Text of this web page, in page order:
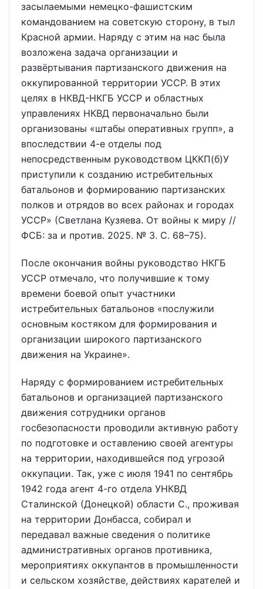
засылаемыми немецко-фашистским
командованием на советскую сторону, в тыл
Красной армии. Наряду с этим на нас была
возложена задача организации и
развёртывания партизанского движения на
оккупированной территории УССР. В этих
целях в НКВД-НКГБ УССР и областных
управлениях НКВД первоначально были
организованы «штабы оперативных групп», а
впоследствии 4-е отделы под
непосредственным руководством ЦККП(б)У
приступили к созданию истребительных
батальонов и формированию партизанских
полков и отрядов во всех районах и городах
УССР» (Светлана Кузяева. От войны к миру //
ФСБ: за и против. 2025. № 3. С. 68–75).
После окончания войны руководство НКГБ
УССР отмечало, что получившие к тому
времени боевой опыт участники
истребительных батальонов «послужили
основным костяком для формирования и
организации широкого партизанского
движения на Украине».
Наряду с формированием истребительных
батальонов и организацией партизанского
движения сотрудники органов
госбезопасности проводили активную работу
по подготовке и оставлению своей агентуры
на территории, находившейся под угрозой
оккупации. Так, уже с июля 1941 по сентябрь
1942 года агент 4-го отдела УНКВД
Сталинской (Донецкой) области С., проживая
на территории Донбасса, собирал и
передавал важные сведения о политике
административных органов противника,
мероприятиях оккупантов в промышленности
и сельском хозяйстве, действиях карателей и